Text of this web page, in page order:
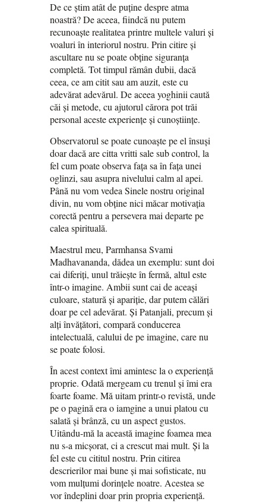
De ce știm atât de puține despre atma
noastră? De aceea, fiindcă nu putem
recunoaște realitatea printre multele valuri și
voaluri în interiorul nostru. Prin citire și
ascultare nu se poate obține siguranța
completă. Tot timpul rămân dubii, dacă
ceea, ce am citit sau am auzit, este cu
adevărat adevărul. De aceea yoghinii caută
căi și metode, cu ajutorul cărora pot trăi
personal aceste experiențe și cunoștiințe.
Observatorul se poate cunoaște pe el însuși
doar dacă are citta vritti sale sub control, la
fel cum poate observa fața sa în fața unei
oglinzi, sau asupra nivelului calm al apei.
Până nu vom vedea Sinele nostru original
divin, nu vom obține nici măcar motivația
corectă pentru a persevera mai departe pe
calea spirituală.
Maestrul meu, Parmhansa Svami
Madhavananda, dădea un exemplu: sunt doi
cai diferiți, unul trăiește în fermă, altul este
într-o imagine. Ambii sunt cai de aceași
culoare, statură și apariție, dar putem călări
doar pe cel adevărat. Și Patanjali, precum și
alți învățători, compară conducerea
intelectuală, calului de pe imagine, care nu
se poate folosi.
În acest context îmi amintesc la o experiență
proprie. Odată mergeam cu trenul și îmi era
foarte foame. Mă uitam printr-o revistă, unde
pe o pagină era o iamgine a unui platou cu
salată și brânză, cu un aspect gustos.
Uitându-mă la această imagine foamea mea
nu s-a micșorat, ci a crescut mai mult. Și la
fel este cu cititul nostru. Prin citirea
descrierilor mai bune și mai sofisticate, nu
vom mulțumi dorințele noatre. Acestea se
vor îndeplini doar prin propria experiență.